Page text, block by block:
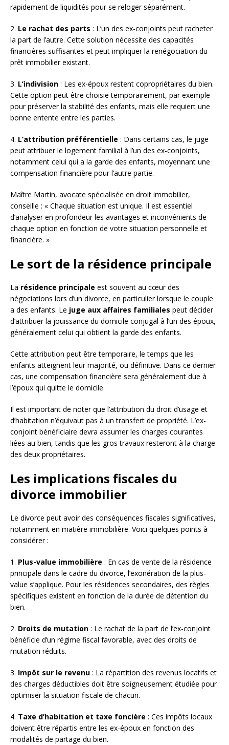
rapidement de liquidités pour se reloger séparément.
2. Le rachat des parts : L’un des ex-conjoints peut racheter
la part de l’autre. Cette solution nécessite des capacités
financières suffisantes et peut impliquer la renégociation du
prêt immobilier existant.
3. L’indivision : Les ex-époux restent copropriétaires du bien.
Cette option peut être choisie temporairement, par exemple
pour préserver la stabilité des enfants, mais elle requiert une
bonne entente entre les parties.
4. L’attribution préférentielle : Dans certains cas, le juge
peut attribuer le logement familial à l’un des ex-conjoints,
notamment celui qui a la garde des enfants, moyennant une
compensation financière pour l’autre partie.
Maître Martin, avocate spécialisée en droit immobilier,
conseille : « Chaque situation est unique. Il est essentiel
d’analyser en profondeur les avantages et inconvénients de
chaque option en fonction de votre situation personnelle et
financière. »
Le sort de la résidence principale
La résidence principale est souvent au cœur des
négociations lors d’un divorce, en particulier lorsque le couple
a des enfants. Le juge aux affaires familiales peut décider
d’attribuer la jouissance du domicile conjugal à l’un des époux,
généralement celui qui obtient la garde des enfants.
Cette attribution peut être temporaire, le temps que les
enfants atteignent leur majorité, ou définitive. Dans ce dernier
cas, une compensation financière sera généralement due à
l’époux qui quitte le domicile.
Il est important de noter que l’attribution du droit d’usage et
d’habitation n’équivaut pas à un transfert de propriété. L’ex-
conjoint bénéficiaire devra assumer les charges courantes
liées au bien, tandis que les gros travaux resteront à la charge
des deux propriétaires.
Les implications fiscales du
divorce immobilier
Le divorce peut avoir des conséquences fiscales significatives,
notamment en matière immobilière. Voici quelques points à
considérer :
1. Plus-value immobilière : En cas de vente de la résidence
principale dans le cadre du divorce, l’exonération de la plus-
value s’applique. Pour les résidences secondaires, des règles
spécifiques existent en fonction de la durée de détention du
bien.
2. Droits de mutation : Le rachat de la part de l’ex-conjoint
bénéficie d’un régime fiscal favorable, avec des droits de
mutation réduits.
3. Impôt sur le revenu : La répartition des revenus locatifs et
des charges déductibles doit être soigneusement étudiée pour
optimiser la situation fiscale de chacun.
4. Taxe d’habitation et taxe foncière : Ces impôts locaux
doivent être répartis entre les ex-époux en fonction des
modalités de partage du bien.